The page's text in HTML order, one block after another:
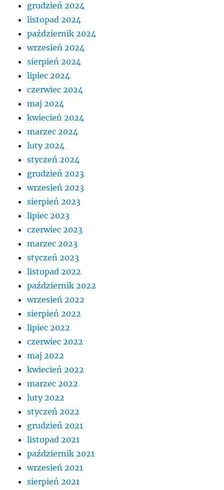
grudzień 2024
listopad 2024
październik 2024
wrzesień 2024
sierpień 2024
lipiec 2024
czerwiec 2024
maj 2024
kwiecień 2024
marzec 2024
luty 2024
styczeń 2024
grudzień 2023
wrzesień 2023
sierpień 2023
lipiec 2023
czerwiec 2023
marzec 2023
styczeń 2023
listopad 2022
październik 2022
wrzesień 2022
sierpień 2022
lipiec 2022
czerwiec 2022
maj 2022
kwiecień 2022
marzec 2022
luty 2022
styczeń 2022
grudzień 2021
listopad 2021
październik 2021
wrzesień 2021
sierpień 2021